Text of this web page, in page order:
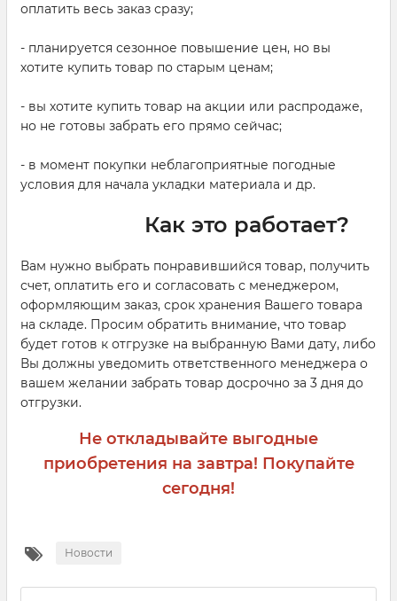
оплатить весь заказ сразу;
- планируется сезонное повышение цен, но вы
хотите купить товар по старым ценам;
- вы хотите купить товар на акции или распродаже,
но не готовы забрать его прямо сейчас;
- в момент покупки неблагоприятные погодные
условия для начала укладки материала и др.
Как это работает?
Вам нужно выбрать понравившийся товар, получить
счет, оплатить его и согласовать с менеджером,
оформляющим заказ, срок хранения Вашего товара
на складе. Просим обратить внимание, что товар
будет готов к отгрузке на выбранную Вами дату, либо
Вы должны уведомить ответственного менеджера о
вашем желании забрать товар досрочно за 3 дня до
отгрузки.
Не откладывайте выгодные
приобретения на завтра! Покупайте
сегодня!
Новости